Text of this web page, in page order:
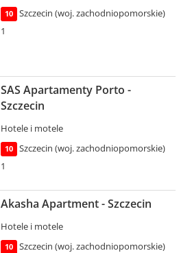
10
Szczecin (woj. zachodniopomorskie)
1
SAS Apartamenty Porto -
Szczecin
Hotele i motele
10
Szczecin (woj. zachodniopomorskie)
1
Akasha Apartment - Szczecin
Hotele i motele
10
Szczecin (woj. zachodniopomorskie)